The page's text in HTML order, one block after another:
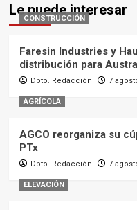
Le puede interesar
CONSTRUCCIÓN
Faresin Industries y
distribución para
Dpto. Redacción 7
AGRÍCOLA
AGCO reorganiza su
PTx
Dpto. Redacción 7
ELEVACIÓN